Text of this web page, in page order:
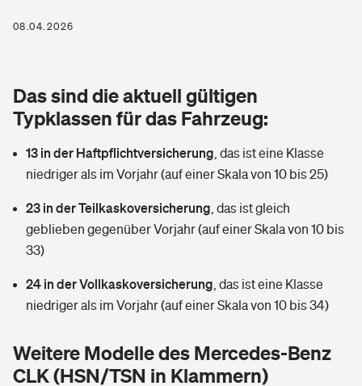
Rentenrechner: Wie viel Geld bekomme ich im Alter?
Wer versichert was: Jetzt Versicherer finden
Wärmepumpen versichern
Vermieterrrechtsschutz
Mietkautionsversicherung
Zur Übersicht
Tools
Hochwasser-Check: Wie gefährdet ist Ihr Haus?
Kinderunfall­ver­si­che­rung
Reiseversicherung
Handyversicherung
Private Cyberversicherung
Tierkrankenversicherung
Zur Übersicht
Tools
Sie haben Fragen?
Rentenrechner: Wie viel Geld bekomme ich im Alter?
08.04.2026
Das sind die aktuell gültigen
Typklassen für das Fahrzeug:
13 in der Haftpflichtversicherung das ist eine Klasse
niedriger als im Vorjahr (auf einer Skala von 10 bis 25)
23 in der Teilkaskoversicherung das ist gleich
geblieben gegenüber Vorjahr (auf einer Skala von 10 bis
33)
24 in der Vollkaskoversicherung das ist eine Klasse
niedriger als im Vorjahr (auf einer Skala von 10 bis 34)
Weitere Modelle des Mercedes-Benz
CLK (HSN/TSN in Klammern)